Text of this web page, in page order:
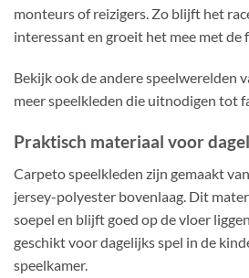
monteurs of reizigers. Zo blijft het
interessant en groeit het mee met de
Bekijk ook de andere speelwerelden
meer speelkleden die uitnodigen tot
Praktisch materiaal voor
Carpeto speelkleden zijn gemaakt
jersey-polyester bovenlaag. Dit
soepel en blijft goed op de vloer
geschikt voor dagelijks spel in de
speelkamer.